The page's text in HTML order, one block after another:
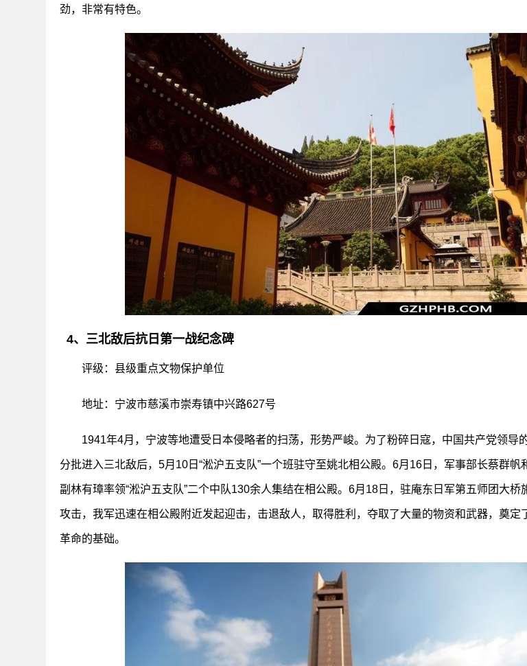
劲，非常有特色。
4、三北敌后抗日第一战纪念碑
评级：县级重点文物保护单位
地址：宁波市慈溪市崇寿镇中兴路627号
1941年4月，宁波等地遭受日本侵略者的扫荡，形势严峻。为了粉碎日寇，中国共产党领导
分批进入三北敌后，5月10日“淞沪五支队”一个班驻守至姚北相公殿。6月16日，军事部长蔡群帆
副林有璋率领“淞沪五支队”二个中队130余人集结在相公殿。6月18日，驻庵东日军第五师团大桥
攻击，我军迅速在相公殿附近发起迎击，击退敌人，取得胜利，夺取了大量的物资和武器，奠定
革命的基础。